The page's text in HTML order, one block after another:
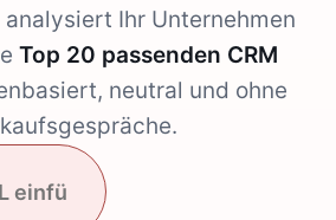
analysiert Ihr Unternehmen
Top 20 passenden CRM
neutral und ohne